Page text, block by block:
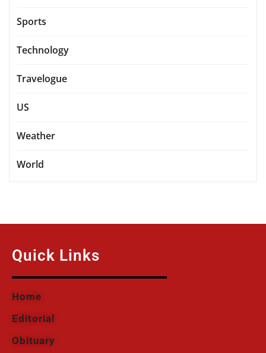
Sports
Technology
Travelogue
US
Weather
World
Quick Links
Home
Editorial
Obituary